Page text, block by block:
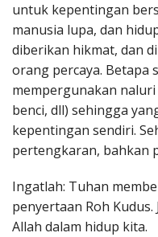
untuk kepentingan
manusia lupa, dan
diberikan hikmat, dan
orang percaya. Betapa
mempergunakan
benci, dll) sehingga
kepentingan sendiri.
pertengkaran, bahkan
Ingatlah: Tuhan
penyertaan Roh
Allah dalam hidup kita.